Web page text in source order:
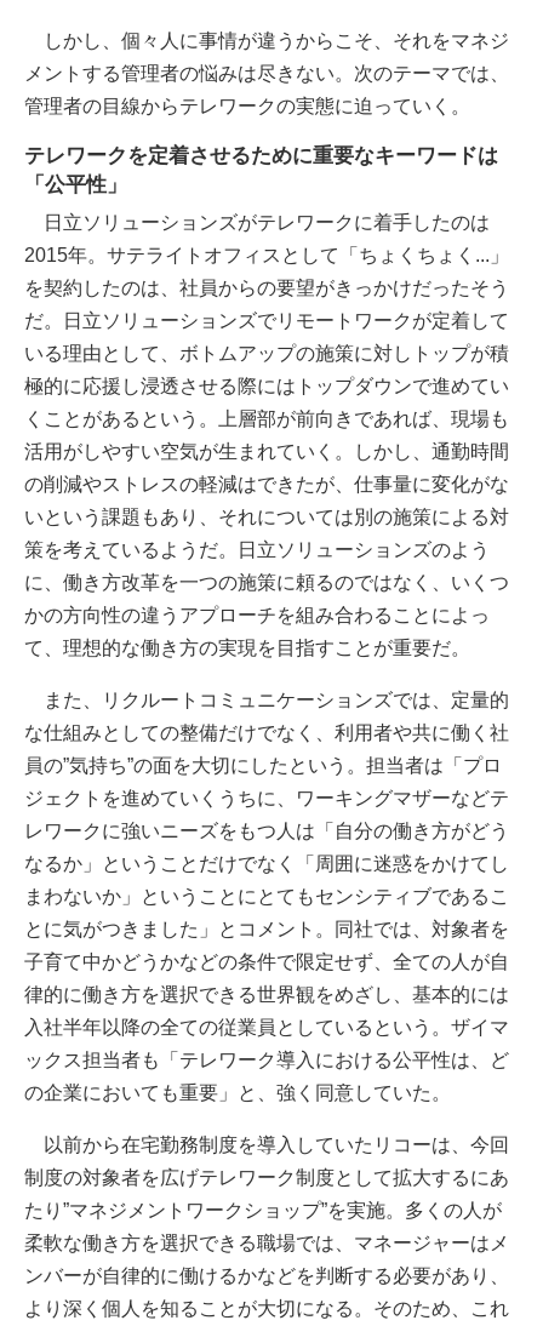
しかし、個々人に事情が違うからこそ、それをマネジ
メントする管理者の悩みは尽きない。次のテーマでは、
管理者の目線からテレワークの実態に迫っていく。
テレワークを定着させるために重要なキーワードは
「公平性」
日立ソリューションズがテレワークに着手したのは
2015年。サテライトオフィスとして「ちょくちょく...」
を契約したのは、社員からの要望がきっかけだったそう
だ。日立ソリューションズでリモートワークが定着して
いる理由として、ボトムアップの施策に対しトップが積
極的に応援し浸透させる際にはトップダウンで進めてい
くことがあるという。上層部が前向きであれば、現場も
活用がしやすい空気が生まれていく。しかし、通勤時間
の削減やストレスの軽減はできたが、仕事量に変化がな
いという課題もあり、それについては別の施策による対
策を考えているようだ。日立ソリューションズのよう
に、働き方改革を一つの施策に頼るのではなく、いくつ
かの方向性の違うアプローチを組み合わることによっ
て、理想的な働き方の実現を目指すことが重要だ。
また、リクルートコミュニケーションズでは、定量的
な仕組みとしての整備だけでなく、利用者や共に働く社
員の”気持ち”の面を大切にしたという。担当者は「プロ
ジェクトを進めていくうちに、ワーキングマザーなどテ
レワークに強いニーズをもつ人は「自分の働き方がどう
なるか」ということだけでなく「周囲に迷惑をかけてし
まわないか」ということにとてもセンシティブであるこ
とに気がつきました」とコメント。同社では、対象者を
子育て中かどうかなどの条件で限定せず、全ての人が自
律的に働き方を選択できる世界観をめざし、基本的には
入社半年以降の全ての従業員としているという。ザイマ
ックス担当者も「テレワーク導入における公平性は、ど
の企業においても重要」と、強く同意していた。
以前から在宅勤務制度を導入していたリコーは、今回
制度の対象者を広げテレワーク制度として拡大するにあ
たり”マネジメントワークショップ”を実施。多くの人が
柔軟な働き方を選択できる職場では、マネージャーはメ
ンバーが自律的に働けるかなどを判断する必要があり、
より深く個人を知ることが大切になる。そのため、これ